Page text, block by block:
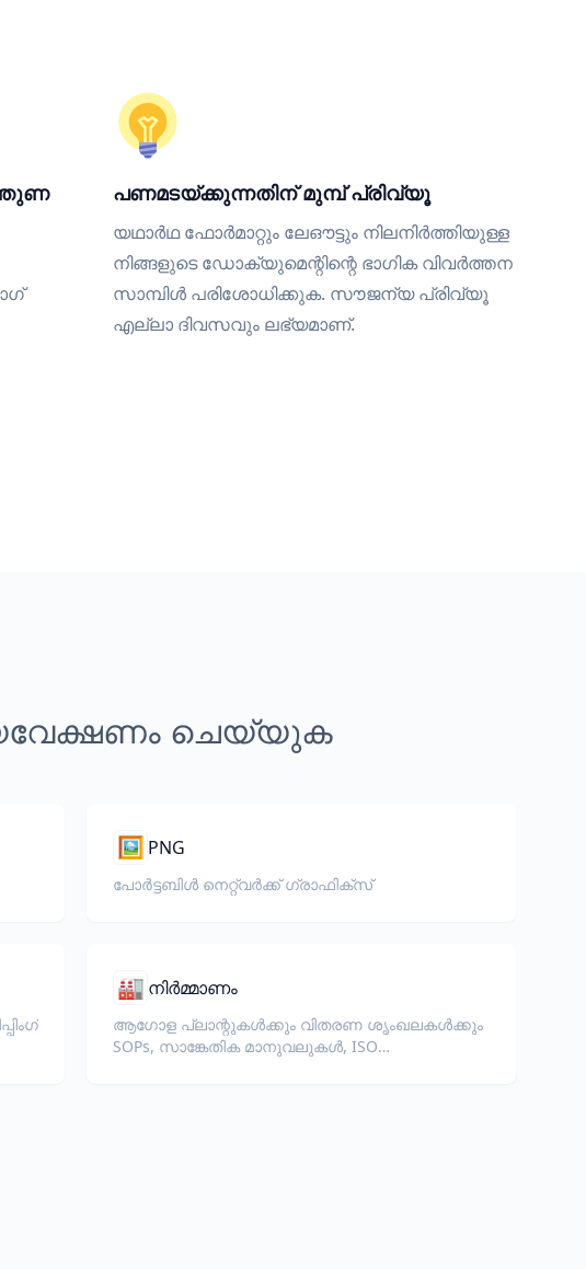
പണമടയ്ക്കുന്നതിന് മുമ്പ് പ്രിവ്യൂ
യഥാർഥ ഫോർമാറ്റും ലേഔട്ടും നിലനിർത്തിയുള്ള
നിങ്ങളുടെ ഡോക്യുമെന്റിന്റെ ഭാഗിക വിവർത്തന
സാമ്പിൾ പരിശോധിക്കുക. സൗജന്യ പ്രിവ്യൂ
എല്ലാ ദിവസവും ലഭ്യമാണ്.
ചെയ്യുക
🖼️ PNG
പോർട്ടബിൾ നെറ്റ്‌വർക്ക് ഗ്രാഫിക്സ്
🏭 നിർമ്മാണം
ആഗോള പ്ലാന്റുകൾക്കും വിതരണ ശൃംഖലകൾക്കും
SOPs, സാങ്കേതിക മാനുവലുകൾ, ISO